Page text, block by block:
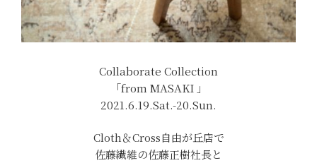
Collaborate Collection
「from MASAKI 」
2021.6.19.Sat.-20.Sun.
Cloth＆Cross自由が丘店で
佐藤繊維の佐藤正樹社長と